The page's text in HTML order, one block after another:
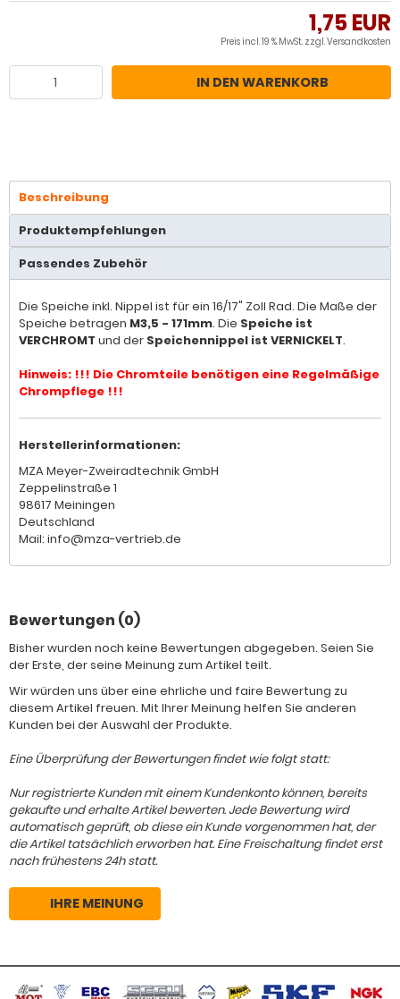
1,75 EUR
Preis incl. 19 % MwSt. zzgl.Versandkosten
IN DEN WARENKORB
Beschreibung
Produktempfehlungen
Passendes Zubehör
Die Speiche inkl. Nippel ist für ein 16/17" Zoll Rad. Die Maße der
Speiche betragen M3,5 - 171mm. Die Speiche ist
VERCHROMT und der Speichennippel ist VERNICKELT.
Hinweis: !!! Die Chromteile benötigen eine Regelmäßige
Chrompflege !!!
Herstellerinformationen:
MZA Meyer-Zweiradtechnik GmbH
Zeppelinstraße 1
98617 Meiningen
Deutschland
Mail: info@mza-vertrieb.de
Bewertungen (0)
Bisher wurden noch keine Bewertungen abgegeben. Seien Sie
der Erste, der seine Meinung zum Artikel teilt.
Wir würden uns über eine ehrliche und faire Bewertung zu
diesem Artikel freuen. Mit Ihrer Meinung helfen Sie anderen
Kunden bei der Auswahl der Produkte.
Eine Überprüfung der Bewertungen findet wie folgt statt:
Nur registrierte Kunden mit einem Kundenkonto können, bereits
gekaufte und erhalte Artikel bewerten. Jede Bewertung wird
automatisch geprüft, ob diese ein Kunde vorgenommen hat, der
die Artikel tatsächlich erworben hat. Eine Freischaltung findet erst
nach frühestens 24h statt.
IHRE MEINUNG